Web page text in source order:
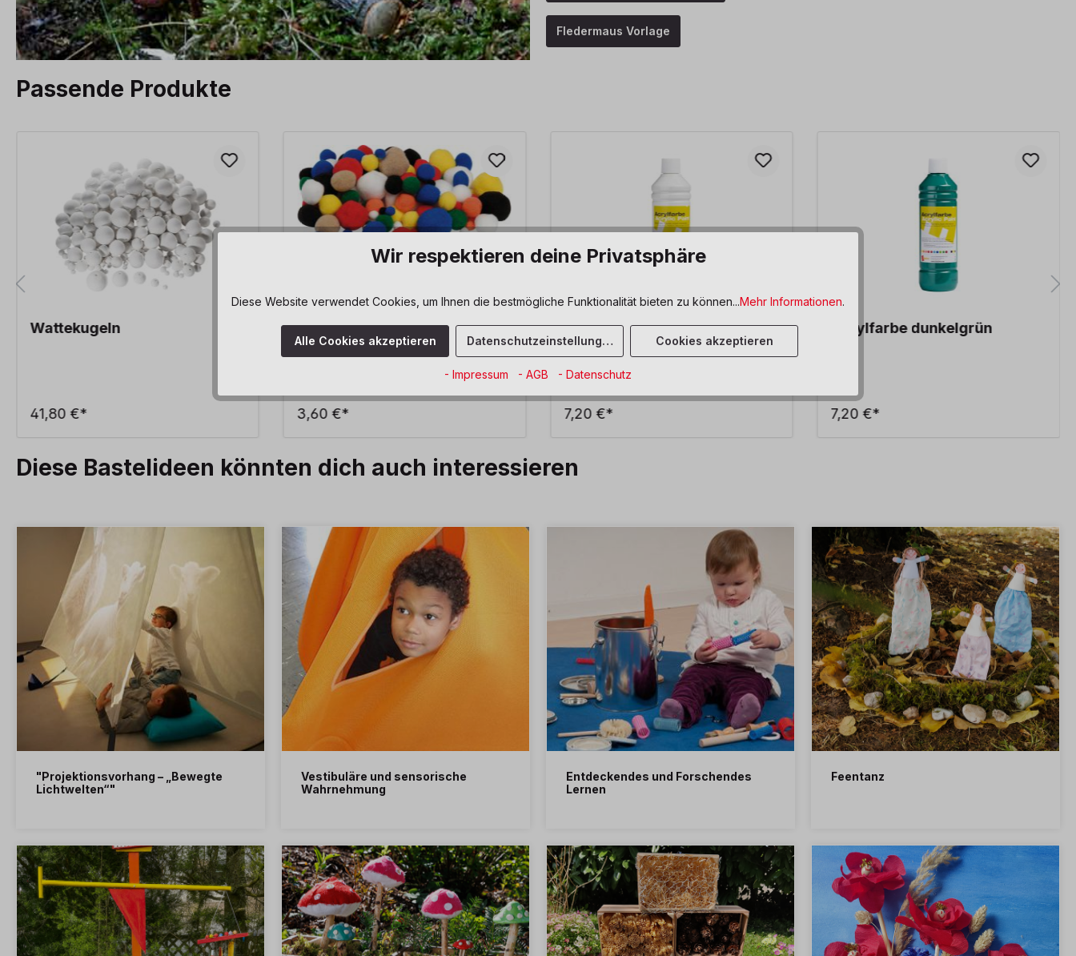
Fledermaus Vorlage
Passende Produkte
Wattekugeln
41,80 €*
Pompons klein
3,60 €*
Acrylfarbe weiß
7,20 €*
Acrylfarbe dunkelgrün
7,20 €*
Diese Bastelideen könnten dich auch interessieren
"Projektionsvorhang – „Bewegte
Lichtwelten“"
Vestibuläre und sensorische
Wahrnehmung
Entdeckendes und Forschendes
Lernen
Feentanz
Wir respektieren deine Privatsphäre
Diese Website verwendet Cookies, um Ihnen die bestmögliche Funktionalität bieten zu können...Mehr Informationen.
Alle Cookies akzeptieren Datenschutzeinstellungen Cookies akzeptieren
- Impressum - AGB - Datenschutz